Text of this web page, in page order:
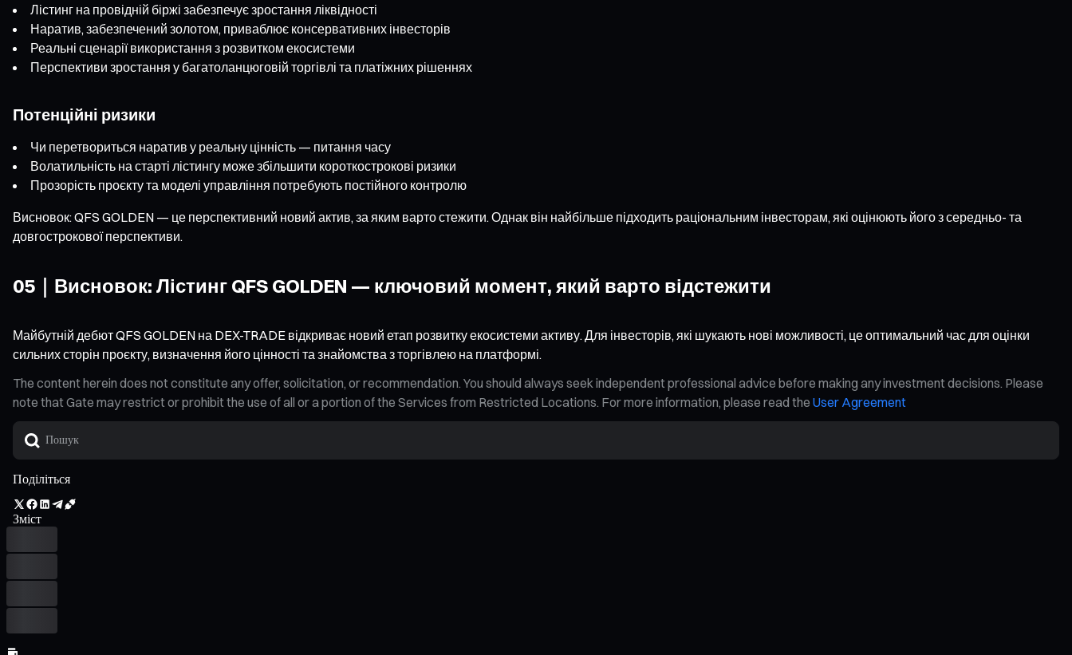
Лістинг на провідній біржі забезпечує зростання ліквідності
Наратив, забезпечений золотом, приваблює консервативних інвесторів
Реальні сценарії використання з розвитком екосистеми
Перспективи зростання у багатоланцюговій торгівлі та платіжних рішеннях
Потенційні ризики
Чи перетвориться наратив у реальну цінність — питання часу
Волатильність на старті лістингу може збільшити короткострокові ризики
Прозорість проєкту та моделі управління потребують постійного контролю
Висновок: QFS GOLDEN — це перспективний новий актив, за яким варто стежити. Однак він найбільше підходить раціональним інвесторам, які оцінюють його з середньо- та
довгострокової перспективи.
05｜Висновок: Лістинг QFS GOLDEN — ключовий момент, який варто відстежити
Майбутній дебют QFS GOLDEN на DEX-TRADE відкриває новий етап розвитку екосистеми активу. Для інвесторів, які шукають нові можливості, це оптимальний час для оцінки
сильних сторін проєкту, визначення його цінності та знайомства з торгівлею на платформі.
The content herein does not constitute any offer, solicitation, or recommendation. You should always seek independent professional advice before making any investment decisions. Please
note that Gate may restrict or prohibit the use of all or a portion of the Services from Restricted Locations. For more information, please read the User Agreement
Поділіться
Зміст